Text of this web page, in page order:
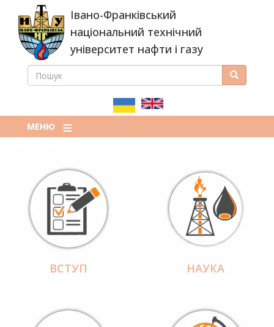
основного
вмісту
Івано-Франківський
національний технічний
університет нафти і газу
ПОШУКОВА
ПОШУК Пошук
МЕНЮ
ВСТУП НАУКА